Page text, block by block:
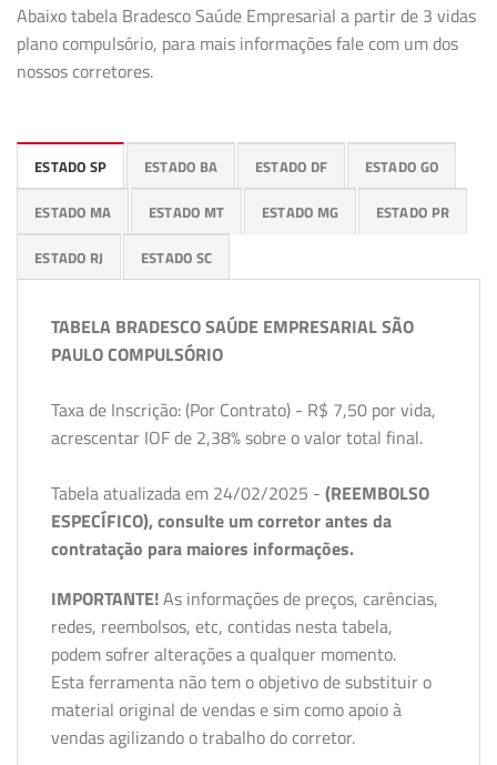
Abaixo tabela Bradesco Saúde Empresarial a partir de 3 vidas
plano compulsório, para mais informações fale com um dos
nossos corretores.
ESTADO SP ESTADO BA ESTADO DF ESTADO GO
ESTADO MA ESTADO MT ESTADO MG ESTADO PR
ESTADO RJ ESTADO SC
TABELA BRADESCO SAÚDE EMPRESARIAL SÃO
PAULO COMPULSÓRIO
Taxa de Inscrição: (Por Contrato) - R$ 7,50 por vida,
acrescentar IOF de 2,38% sobre o valor total final.
Tabela atualizada em 24/02/2025 - (REEMBOLSO
ESPECÍFICO), consulte um corretor antes da
contratação para maiores informações.
IMPORTANTE!As informações de preços, carências,
redes, reembolsos, etc, contidas nesta tabela,
podem sofrer alterações a qualquer momento.
Esta ferramenta não tem o objetivo de substituir o
material original de vendas e sim como apoio à
vendas agilizando o trabalho do corretor.